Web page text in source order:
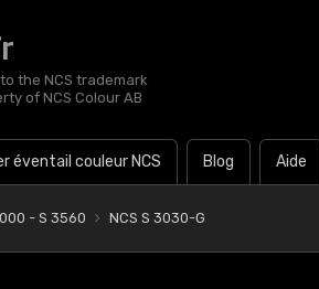
the NCS trademark
of NCS Colour AB
éventail couleur NCS Blog Aide
- S 3560 NCS S 3030-G